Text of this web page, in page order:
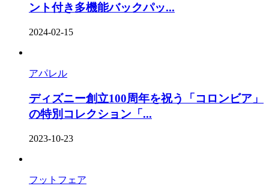
ント付き多機能バックパッ...
2024-02-15
アパレル
ディズニー創立100周年を祝う「コロンビア」
の特別コレクション「...
2023-10-23
フットフェア